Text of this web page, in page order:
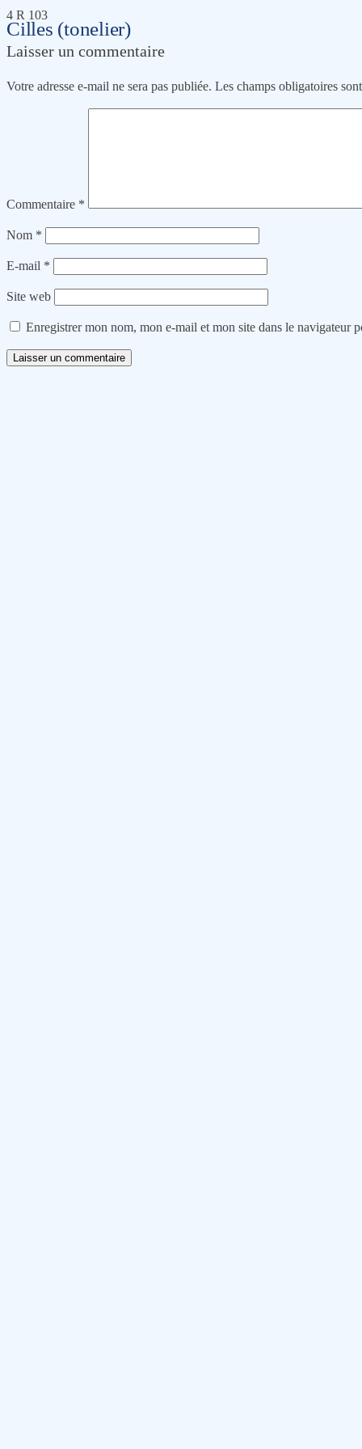
Cilles (tonelier)
4 R 103
Laisser un commentaire
Votre adresse e-mail ne sera pas publiée. Les champs obligatoires
Commentaire *
Nom *
E-mail *
Site web
Enregistrer mon nom, mon e-mail et mon site dans le navigateur